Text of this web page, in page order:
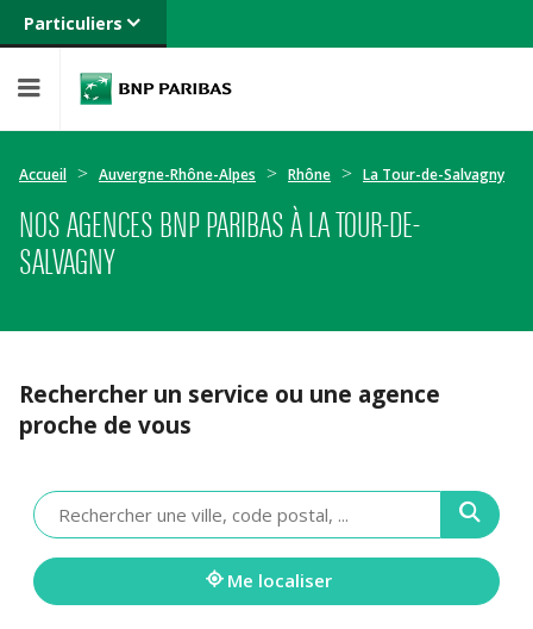
Particuliers
Banque privée
Entreprises
Accueil Auvergne-Rhône-Alpes Rhône La Tour-de-Salvagny
NOS AGENCES BNP PARIBAS À LA TOUR-DE-
SALVAGNY
Rechercher un service ou une agence
proche de vous
Veuillez
renseigner
une
adresse
Me localiser